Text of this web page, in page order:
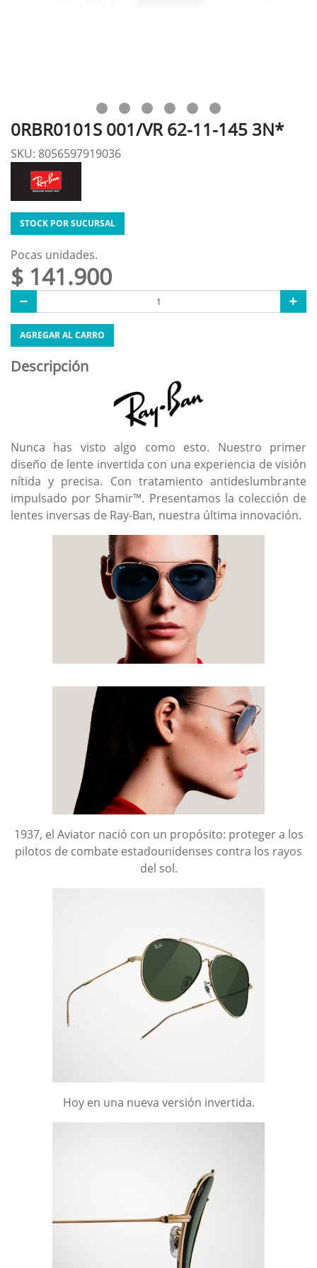
0RBR0101S 001/VR 62-11-145 3N*
SKU: 8056597919036
STOCK POR SUCURSAL
Pocas unidades.
$ 141.900
AGREGAR AL CARRO
Descripción
Nunca has visto algo como esto. Nuestro primer
diseño de lente invertida con una experiencia de visión
nítida y precisa. Con tratamiento antideslumbrante
impulsado por Shamir™. Presentamos la colección de
lentes inversas de Ray-Ban, nuestra última innovación.
1937, el Aviator nació con un propósito: proteger a los
pilotos de combate estadounidenses contra los rayos
del sol.
Hoy en una nueva versión invertida.